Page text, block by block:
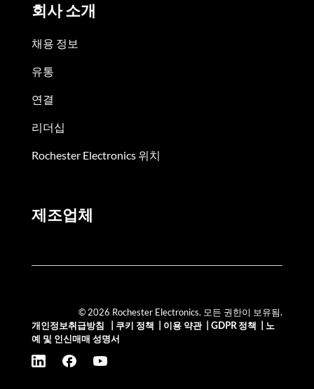
회사 소개
채용 정보
유통
연결
리더십
Rochester Electronics 위치
제조업체
© 2026 Rochester Electronics. 모든 권한이 보유됨.
개인정보취급방침
쿠키 정책 이용 약관| GDPR 정책
노
예 및 인신매매 성명서